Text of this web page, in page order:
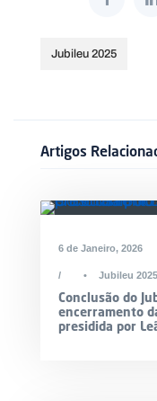
Jubileu 2025
Artigos
6 de Janeiro, 2026
• Jubileu 2025
Conclusão do
encerramento
presidida por